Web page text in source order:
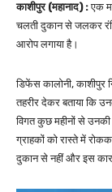
काशीपुर (महानाद) :एक
चलती दुकान से जलकर
आरोप लगाया है।
डिफेंस कालोनी, काशीपुर
तहरीर देकर बताया कि
विगत कुछ महीनों से
ग्राहकों को रास्ते में
दुकान से नहीं और इस